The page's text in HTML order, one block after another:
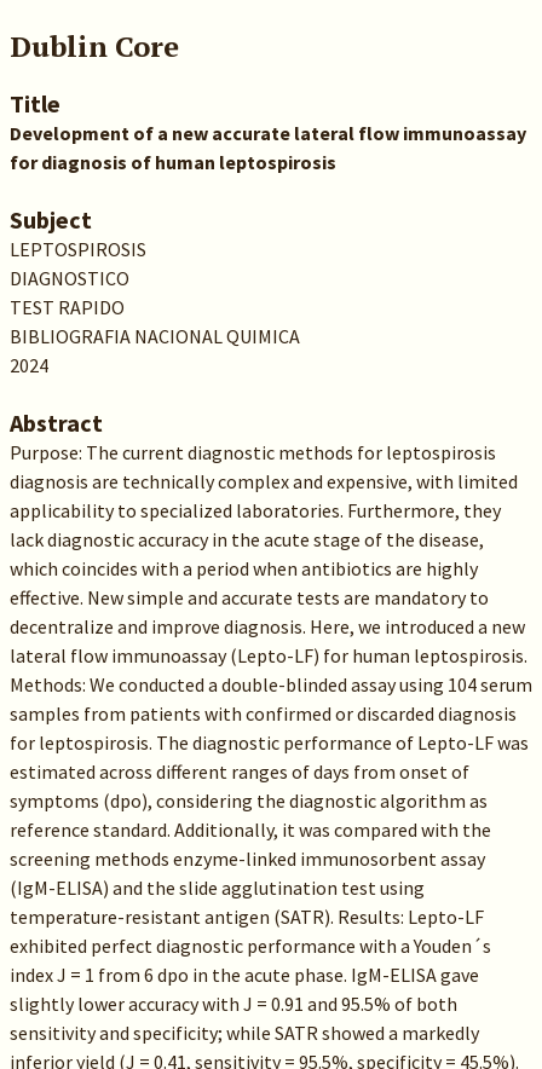
Dublin Core
Title
Development of a new accurate lateral flow immunoassay
for diagnosis of human leptospirosis
Subject
LEPTOSPIROSIS
DIAGNOSTICO
TEST RAPIDO
BIBLIOGRAFIA NACIONAL QUIMICA
2024
Abstract
Purpose: The current diagnostic methods for leptospirosis
diagnosis are technically complex and expensive, with limited
applicability to specialized laboratories. Furthermore, they
lack diagnostic accuracy in the acute stage of the disease,
which coincides with a period when antibiotics are highly
effective. New simple and accurate tests are mandatory to
decentralize and improve diagnosis. Here, we introduced a new
lateral flow immunoassay (Lepto-LF) for human leptospirosis.
Methods: We conducted a double-blinded assay using 104 serum
samples from patients with confirmed or discarded diagnosis
for leptospirosis. The diagnostic performance of Lepto-LF was
estimated across different ranges of days from onset of
symptoms (dpo), considering the diagnostic algorithm as
reference standard. Additionally, it was compared with the
screening methods enzyme-linked immunosorbent assay
(IgM-ELISA) and the slide agglutination test using
temperature-resistant antigen (SATR). Results: Lepto-LF
exhibited perfect diagnostic performance with a Youden´s
index J = 1 from 6 dpo in the acute phase. IgM-ELISA gave
slightly lower accuracy with J = 0.91 and 95.5% of both
sensitivity and specificity; while SATR showed a markedly
inferior yield (J = 0.41, sensitivity = 95.5%, specificity = 45.5%).